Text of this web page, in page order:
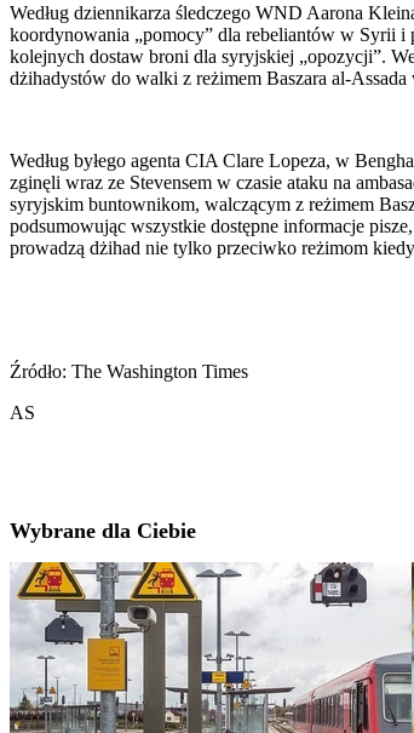
Według dziennikarza śledczego WND Aarona
koordynowania „pomocy” dla rebeliantów w Syrii i
kolejnych dostaw broni dla syryjskiej „opozycji”.
dżihadystów do walki z reżimem Baszara al-Assada
Według byłego agenta CIA Clare Lopeza, w
zginęli wraz ze Stevensem w czasie ataku na
syryjskim buntownikom, walczącym z reżimem
podsumowując wszystkie dostępne informacje
prowadzą dżihad nie tylko przeciwko reżimom
Źródło: The Washington Times
AS
Wybrane dla Ciebie